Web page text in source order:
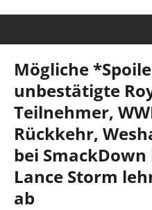
Mögliche
unbestätigte
Teilnehmer,
Rückkehr,
bei
Lance Storm
ab